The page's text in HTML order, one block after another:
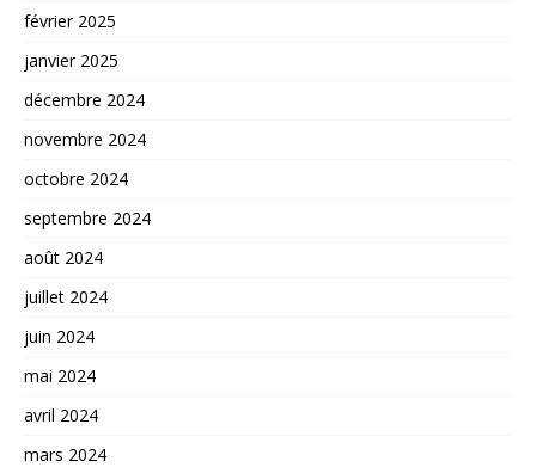
février 2025
janvier 2025
décembre 2024
novembre 2024
octobre 2024
septembre 2024
août 2024
juillet 2024
juin 2024
mai 2024
avril 2024
mars 2024